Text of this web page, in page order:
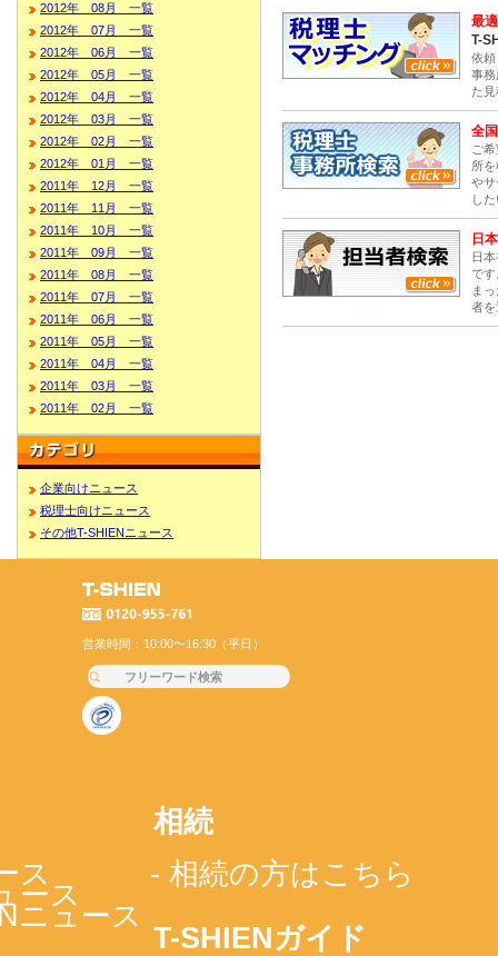
2012年 08月 一覧
2012年 07月 一覧
2012年 06月 一覧
2012年 05月 一覧
2012年 04月 一覧
2012年 03月 一覧
2012年 02月 一覧
2012年 01月 一覧
2011年 12月 一覧
2011年 11月 一覧
2011年 10月 一覧
2011年 09月 一覧
2011年 08月 一覧
2011年 07月 一覧
2011年 06月 一覧
2011年 05月 一覧
2011年 04月 一覧
2011年 03月 一覧
2011年 02月 一覧
企業向けニュース
税理士向けニュース
その他T-SHIENニュース
最適
T-
依頼
事務
た
全
ご
所
やサ
し
日
日
です
ま
者を
営業時間：10:00〜16:30（平日）
ス
ース
ニュース
相続
- 相続の方はこちら
T-SHIENガイド